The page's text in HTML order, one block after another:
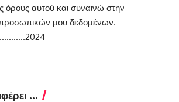
όρους αυτού και συναινώ στην
μου δεδομένων.
...